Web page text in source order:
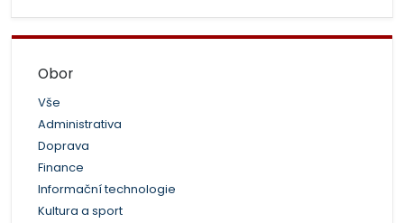
Obor
Vše
Administrativa
Doprava
Finance
Informační technologie
Kultura a sport